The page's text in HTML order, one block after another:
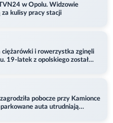
w Opolu. Widzowie
za kulisy pracy stacji
ciężarówki i rowerzystka zginęli
19-latek z opolskiego został
pobocze przy Kamionce
auta utrudniają